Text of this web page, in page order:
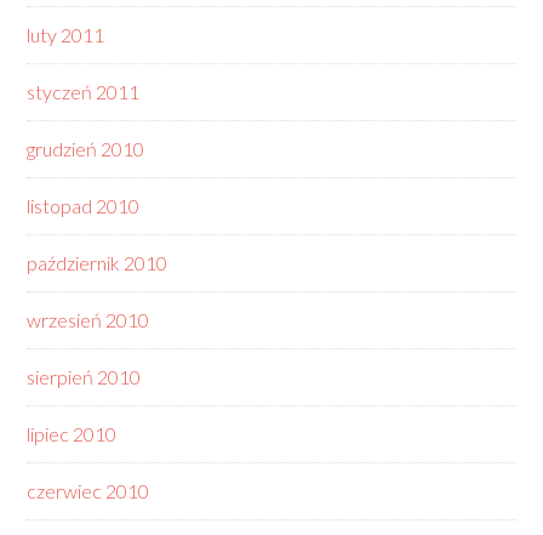
luty 2011
styczeń 2011
grudzień 2010
listopad 2010
październik 2010
wrzesień 2010
sierpień 2010
lipiec 2010
czerwiec 2010